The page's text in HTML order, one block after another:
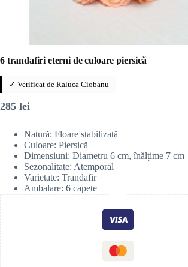
6 trandafiri eterni de culoare piersică
✓ Verificat de Raluca Ciobanu
285 lei
Natură: Floare stabilizată
Culoare: Piersică
Dimensiuni: Diametru 6 cm, înălțime 7 cm
Sezonalitate: Atemporal
Varietate: Trandafir
Ambalare: 6 capete